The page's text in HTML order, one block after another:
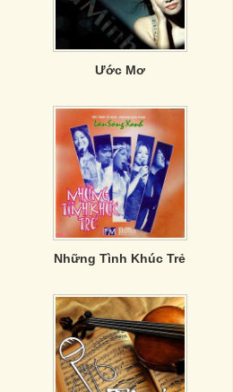
Ước Mơ
Những Tình Khúc Trẻ